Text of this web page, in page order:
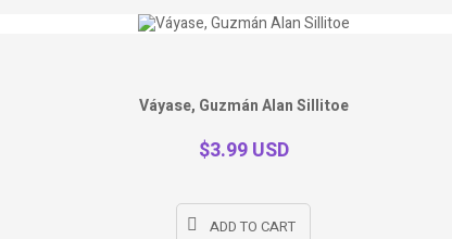
Váyase, Guzmán Alan Sillitoe
$3.99 USD
ADD TO CART